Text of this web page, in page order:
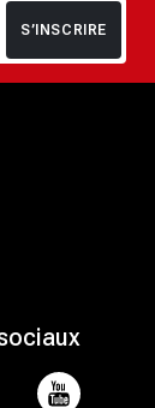
S’INSCRIRE